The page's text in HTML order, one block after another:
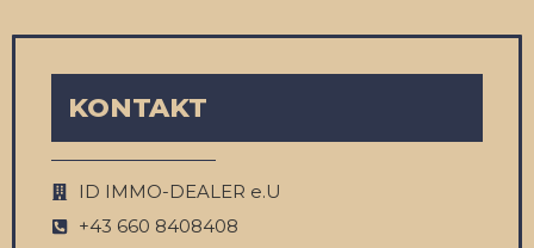
KONTAKT
ID IMMO-DEALER e.U
‭+43 660 8408408‬